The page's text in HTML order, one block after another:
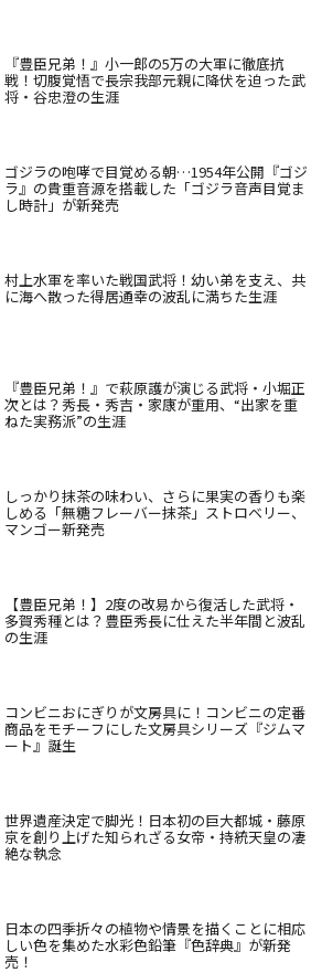
『豊臣兄弟！』小一郎の5万の大軍に徹底抗
戦！切腹覚悟で長宗我部元親に降伏を迫った武
将・谷忠澄の生涯
ゴジラの咆哮で目覚める朝…1954年公開『ゴジ
ラ』の貴重音源を搭載した「ゴジラ音声目覚ま
し時計」が新発売
村上水軍を率いた戦国武将！幼い弟を支え、共
に海へ散った得居通幸の波乱に満ちた生涯
『豊臣兄弟！』で萩原護が演じる武将・小堀正
次とは？秀長・秀吉・家康が重用、“出家を重
ねた実務派”の生涯
しっかり抹茶の味わい、さらに果実の香りも楽
しめる「無糖フレーバー抹茶」ストロベリー、
マンゴー新発売
【豊臣兄弟！】2度の改易から復活した武将・
多賀秀種とは？豊臣秀長に仕えた半年間と波乱
の生涯
コンビニおにぎりが文房具に！コンビニの定番
商品をモチーフにした文房具シリーズ『ジムマ
ート』誕生
世界遺産決定で脚光！日本初の巨大都城・藤原
京を創り上げた知られざる女帝・持統天皇の凄
絶な執念
日本の四季折々の植物や情景を描くことに相応
しい色を集めた水彩色鉛筆『色辞典』が新発
売！